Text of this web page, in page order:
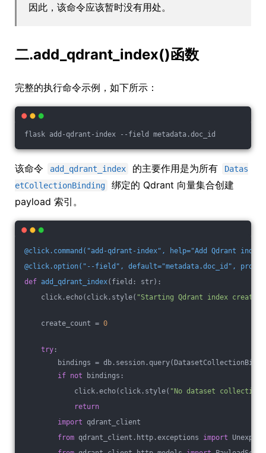
因此，该命令应该暂时没有用处。
二.add_qdrant_index()函数
完整的执行命令示例，如下所示：
flask add-qdrant-index --field metadata.doc_id
该命令 add_qdrant_index 的主要作用是为所有
Datas
etCollectionBinding
绑定的 Qdrant 向量集合创建
payload 索引。
@click.command("add-qdrant-index", help="Add Qdrant
@click.option("--field", default="metadata.doc_id",
def add_qdrant_index(field: str) :
click.echo(click.style( "Starting Qdrant index
create_count = 0
try :
bindings =
if not bindings:
click.echo(click.style( "No dataset collection
return
import qdrant_client
from qdrant_client.http.exceptions import